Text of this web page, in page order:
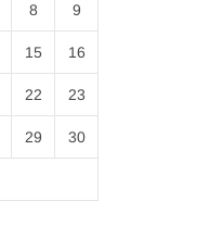
8 9
15 16
22 23
29 30